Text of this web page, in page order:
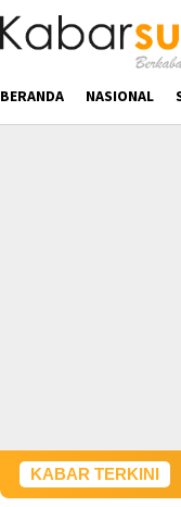
BERANDA NASIONAL
KABAR TERKINI